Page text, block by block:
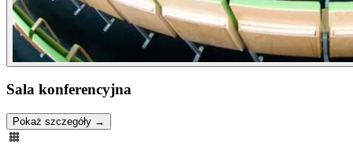
Sala konferencyjna
Pokaż szczegóły →